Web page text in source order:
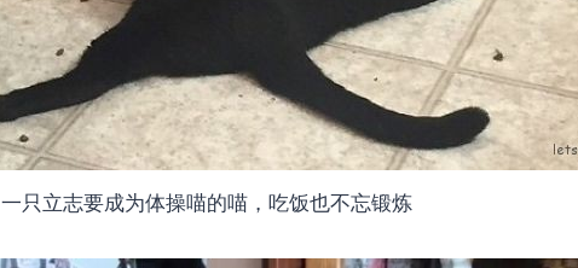
一只立志要成为体操喵的喵，吃饭也不忘锻炼